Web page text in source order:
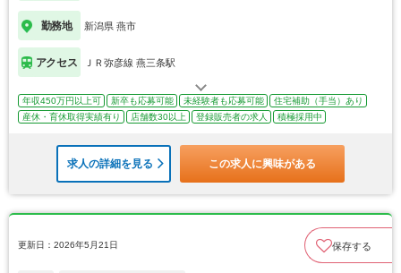
勤務地 新潟県 燕市
アクセス ＪＲ弥彦線 燕三条駅
年収450万円以上可 新卒も応募可能 未経験者も応募可能
住宅補助（手当）あり
産休・育休取得実績有り
店舗数30以上 登録販売者の求人 積極採用中
求人の詳細を見る この求人に興味がある
更新日：2026年5月21日 保存する